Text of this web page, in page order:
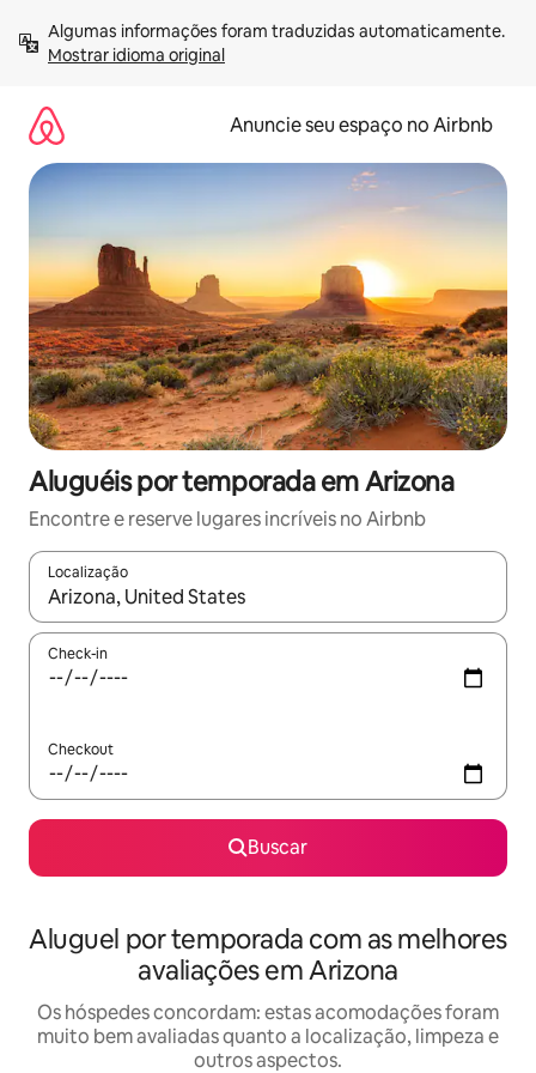
para
Mostrar idioma original
Anuncie seu espaço no Airbnb
Aluguéis por temporada em Arizona
Encontre e reserve lugares incríveis no Airbnb
Localização
Quando os resultados estiverem disponíveis, explore-os
Check-in
Checkout
Buscar
Aluguel por temporada com as melhores
avaliações em Arizona
Os hóspedes concordam: estas acomodações foram
muito bem avaliadas quanto a localização, limpeza e
outros aspectos.